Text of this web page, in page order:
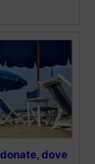
dove